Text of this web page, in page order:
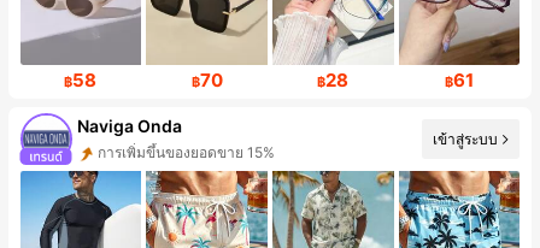
฿58 ฿70 ฿28 ฿61
Naviga Onda
การเพิ่มขึ้นของผู้ติดตาม 62%
เข้าสู่ระบบ